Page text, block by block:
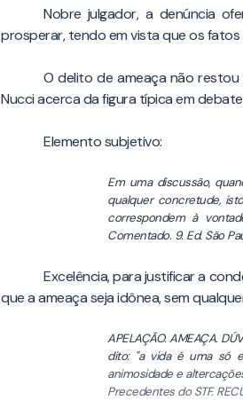
Nobre julgador, a denúncia
prosperar, tendo em vista que os
O delito de ameaça não restou
Nucci acerca da figura típica em
Elemento subjetivo:
Em uma discussão,
qualquer concretude,
correspondem à
Comentado. 9. Ed. São
Excelência, para justificar a
que a ameaça seja idônea, sem
APELAÇÃO. AMEAÇA.
dito: "a vida é uma só
animosidade e
Precedentes do STF.